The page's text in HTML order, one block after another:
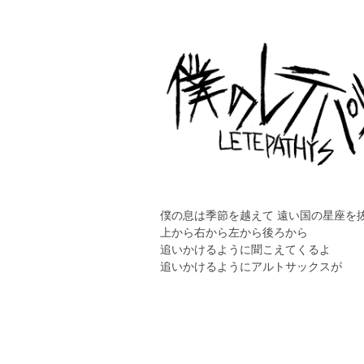
僕の息は季節を越えて 遠い国の星座を
上から右から左から後ろから
追いかけるように聞こえてくるよ
追いかけるようにアルトサックスが